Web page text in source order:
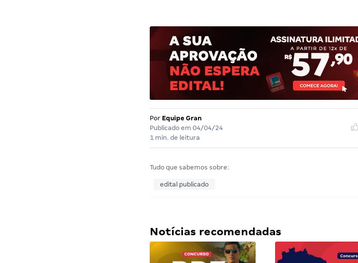
Por Equipe Gran
Publicado em 04/04/24
1 min. de leitura
Tudo que sabemos sobre:
edital publicado
Notícias recomendadas